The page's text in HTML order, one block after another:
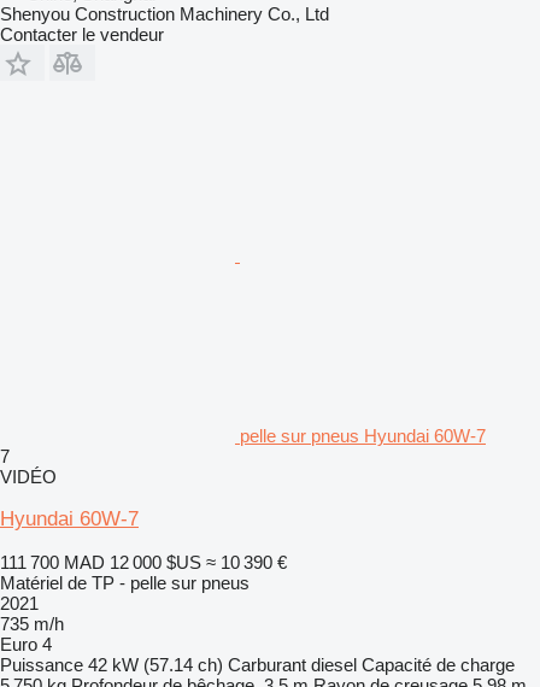
Shenyou Construction Machinery Co., Ltd
Contacter le vendeur
pelle sur pneus Hyundai 60W-7
7
VIDÉO
Hyundai 60W-7
111 700 MAD 12 000 $US ≈ 10 390 €
Matériel de TP - pelle sur pneus
2021
735 m/h
Euro 4
Puissance 42 kW (57.14 ch) Carburant diesel Capacité de charge